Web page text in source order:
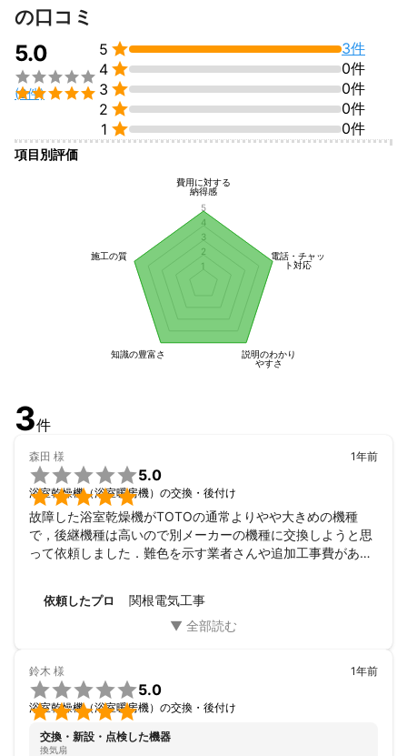
の口コミ
5.0


(3件)
5 
3件
4 
0件
3 
0件
2 
0件
1  0件
項目別評価
費用に対する
納得感
電話・チャッ
ト対応
説明のわかり
やすさ
知識の豊富さ
施工の質
1
2
3
4
5
3件
森田 様


5.0
浴室乾燥機（浴室暖房機）の交換・後付け
1年前
故障した浴室乾燥機がTOTOの通常よりやや大きめの機種
で，後継機種は高いので別メーカーの機種に交換しようと思
って依頼しました．難色を示す業者さんや追加工事費があい
生した上で丁寧に施工して頂き満足です．
依頼したプロ 関根電気工事
鈴木 様


5.0
浴室乾燥機（浴室暖房機）の交換・後付け
1年前
交換・新設・点検した機器
換気扇